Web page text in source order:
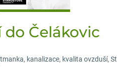
Čelákovic
, kanalizace, kvalita ovzduší,